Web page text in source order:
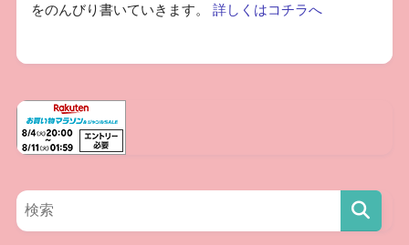
をのんびり書いていきます。 詳しくはコチラへ